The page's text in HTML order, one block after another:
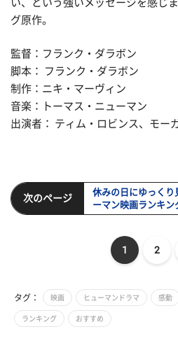
い、という強いメッセージを感じ
グ原作。
監督：フランク・ダラボン
脚本： フランク・ダラボン
制作：ニキ・マーヴィン
音楽：トーマス・ニューマン
出演者： ティム・ロビンス、モー
次のページ
休みの日にゆっくり
ーマン映画ランキン
1 2
タグ： 映画 ヒューマンドラマ 感動
ランキング おすすめ